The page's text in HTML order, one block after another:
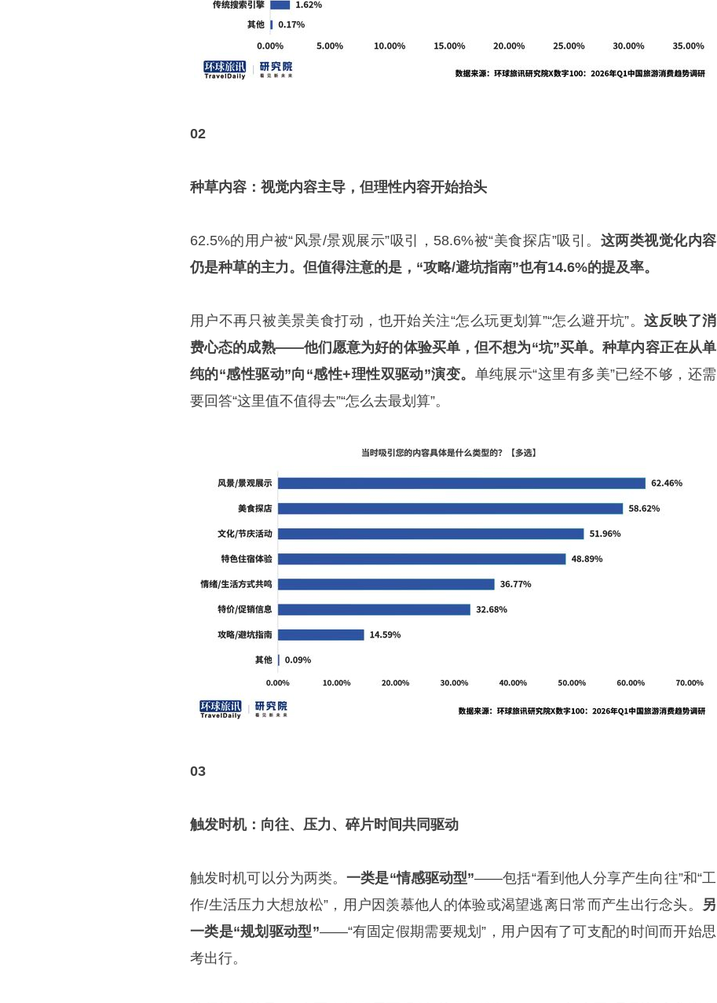
02
种草内容：视觉内容主导，但理性内容开始抬头
62.5%的用户被“风景/景观展示”吸引，58.6%被“美食探店”吸引。 这两类视觉化内容
仍是种草的主力。但值得注意的是，“攻略/避坑指南”也有14.6%的提及率。
用户不再只被美景美食打动，也开始关注“怎么玩更划算”“怎么避开坑”。这反映了消
费心态的成熟——他们愿意为好的体验买单，但不想为“坑”买单。种草内容正在从单
纯的“感性驱动”向“感性+理性双驱动”演变。 单纯展示“这里有多美”已经不够，还需
要回答“这里值不值得去”“怎么去最划算”。
03
触发时机：向往、压力、碎片时间共同驱动
触发时机可以分为两类。一类是“情感驱动型”——包括“看到他人分享产生向往”和“工
作/生活压力大想放松”，用户因羡慕他人的体验或渴望逃离日常而产生出行念头。 另
一类是“规划驱动型”——“有固定假期需要规划”，用户因有了可支配的时间而开始思
考出行。